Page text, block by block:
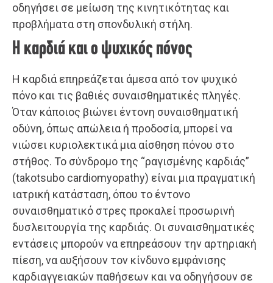
οδηγήσει σε μείωση της κινητικότητας και
προβλήματα στη σπονδυλική στήλη.
Η καρδιά και ο ψυχικός πόνος
Η καρδιά επηρεάζεται άμεσα από τον ψυχικό
πόνο και τις βαθιές συναισθηματικές πληγές.
Όταν κάποιος βιώνει έντονη συναισθηματική
οδύνη, όπως απώλεια ή προδοσία, μπορεί να
νιώσει κυριολεκτικά μια αίσθηση πόνου στο
στήθος. Το σύνδρομο της “ραγισμένης καρδιάς”
(takotsubo cardiomyopathy) είναι μια πραγματική
ιατρική κατάσταση, όπου το έντονο
συναισθηματικό στρες προκαλεί προσωρινή
δυσλειτουργία της καρδιάς. Οι συναισθηματικές
εντάσεις μπορούν να επηρεάσουν την αρτηριακή
πίεση, να αυξήσουν τον κίνδυνο εμφάνισης
καρδιαγγειακών παθήσεων και να οδηγήσουν σε